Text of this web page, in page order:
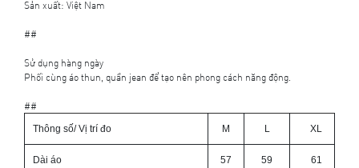
Sản xuất: Việt Nam
##
Sử dụng hàng ngày
Phối cùng áo thun, quần jean để tạo nên phong cách năng động.
##
Thông số/ Vị trí đo M L XL
Dài áo 57 59 61